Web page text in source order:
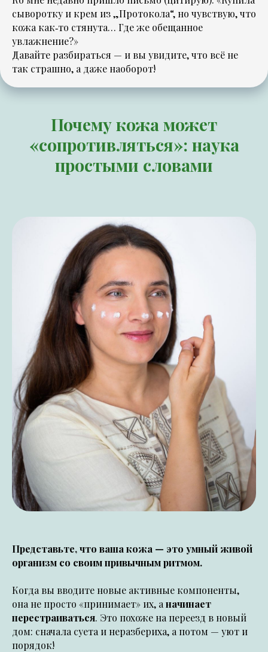
сыворотку и крем из „Протокола“, но чувствую, что
кожа как‑то стянута… Где же обещанное
увлажнение?»
Давайте разбираться — и вы увидите, что всё не
так страшно, а даже наоборот!
Почему кожа может
«сопротивляться»: наука
простыми словами
Представьте, что ваша кожа — это умный живой
организм со своим привычным ритмом.
Когда вы вводите новые активные компоненты,
она не просто «принимает» их, а начинает
перестраиваться. Это похоже на переезд в новый
дом: сначала суета и неразбериха, а потом — уют и
порядок!